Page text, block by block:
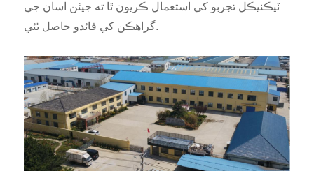
ٽيڪنيڪل تجربو کي استعمال ڪريون ٿا ته جيئن اسان جي
گراهڪن کي فائدو حاصل ٿئي.